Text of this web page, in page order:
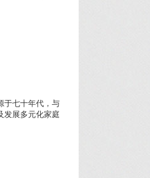
于七十年代，与
发展多元化家庭